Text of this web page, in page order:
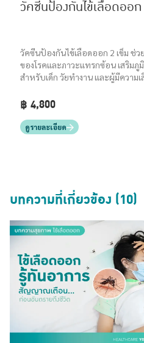
วัคซีนป้องกันไข้เลือดออก
วัคซีนป้องกันไข้เลือดออก 2 เข็ม ช่ว
ของโรคและภาวะแทรกซ้อน เสริมภู
สำหรับเด็ก วัยทำงาน และผู้มีความเ
฿ 4,800
ดูรายละเอียด
บทความที่เกี่ยวข้อง (10)